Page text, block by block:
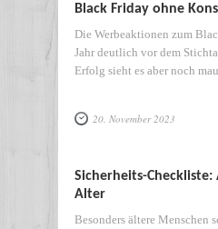
Black Friday ohne
Die Werbeaktionen zum
Jahr deutlich vor dem
Erfolg sieht es aber noch mau
20. November 2023
Sicherheits-
Alter
Besonders ältere Menschen